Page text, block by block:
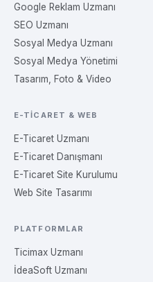
Google Reklam Uzmanı
SEO Uzmanı
Sosyal Medya Uzmanı
Sosyal Medya Yönetimi
Tasarım, Foto & Video
E-TICARET & WEB
E-Ticaret Uzmanı
E-Ticaret Danışmanı
E-Ticaret Site Kurulumu
Web Site Tasarımı
PLATFORMLAR
Ticimax Uzmanı
İdeaSoft Uzmanı